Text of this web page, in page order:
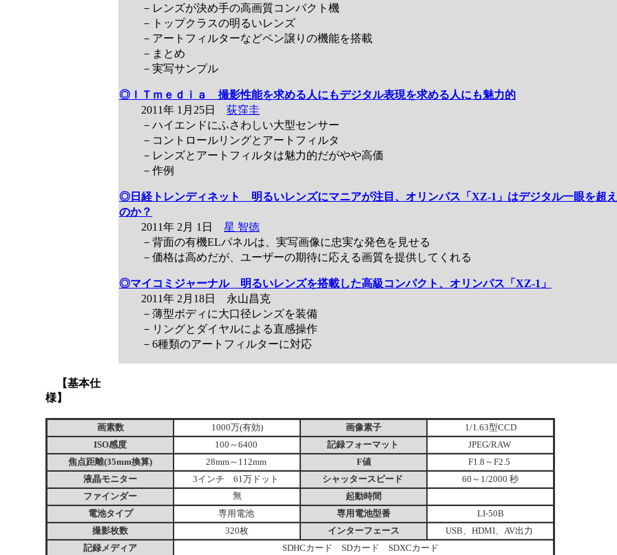
－レンズが決め手の高画質コンパクト機
－トップクラスの明るいレンズ
－アートフィルターなどペン譲りの機能を搭載
－まとめ
－実写サンプル
◎ＩＴｍｅｄｉａ 撮影性能を求める人にもデジタル表現を求める人にも魅力的
2011年 1月25日 荻窪圭
－ハイエンドにふさわしい大型センサー
－コントロールリングとアートフィルタ
－レンズとアートフィルタは魅力的だがやや高価
－作例
◎日経トレンディネット 明るいレンズにマニアが注目、オリンパス「XZ-1」はデジタル一眼を超
のか？
2011年 2月 1日 星 智徳
－背面の有機ELパネルは、実写画像に忠実な発色を見せる
－価格は高めだが、ユーザーの期待に応える画質を提供してくれる
◎マイコミジャーナル 明るいレンズを搭載した高級コンパクト、オリンパス「XZ-1」
2011年 2月18日 永山昌克
－薄型ボディに大口径レンズを装備
－リングとダイヤルによる直感操作
－6種類のアートフィルターに対応
【基本仕
様】
画素数 1000万(有効) 画像素子
1/1.63型CCD
ISO感度
100～6400 記録フォーマット
JPEG/RAW
焦点距離(35mm換算)
28mm～112mm F値
F1.8～F2.5
液晶モニター
3インチ 61万ドット シャッタースピード
60～1/2000 秒
ファインダー
無
起動時間
電池タイプ
専用電池 専用電池型番
LI-50B
撮影枚数
320枚 インターフェース
USB、HDMI、AV出力
記録メディア
SDHCカード SDカード SDXCカード